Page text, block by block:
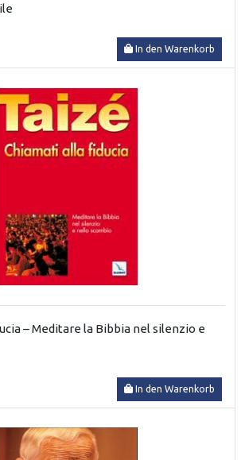
In den Warenkorb
– Meditare la Bibbia nel silenzio e
In den Warenkorb